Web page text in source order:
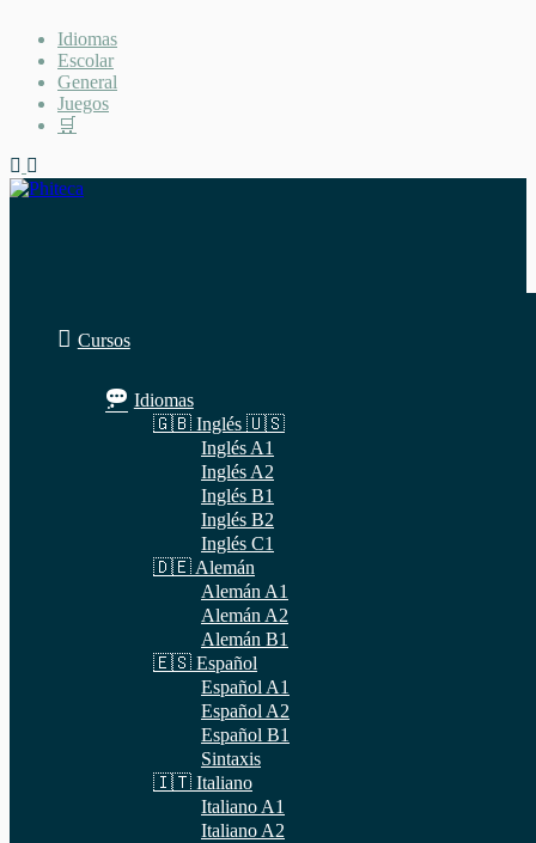
contenido
Idiomas
Escolar
General
Juegos
🛒
Cursos
Idiomas
🇬🇧 Inglés 🇺🇸
Inglés A1
Inglés A2
Inglés B1
Inglés B2
Inglés C1
🇩🇪 Alemán
Alemán A1
Alemán A2
Alemán B1
🇪🇸 Español
Español A1
Español A2
Español B1
Sintaxis
🇮🇹 Italiano
Italiano A1
Italiano A2